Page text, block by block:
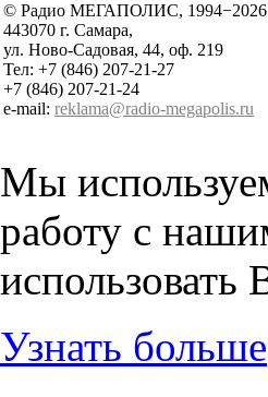
© Радио МЕГАПОЛИС, 1994−2026
443070 г. Самара,
ул. Ново-Садовая, 44, оф. 219
Тел: +7 (846) 207-21-27
+7 (846) 207-21-24
e-mail: reklama@radio-megapolis.ru
Мы
работу с
Узнать больше